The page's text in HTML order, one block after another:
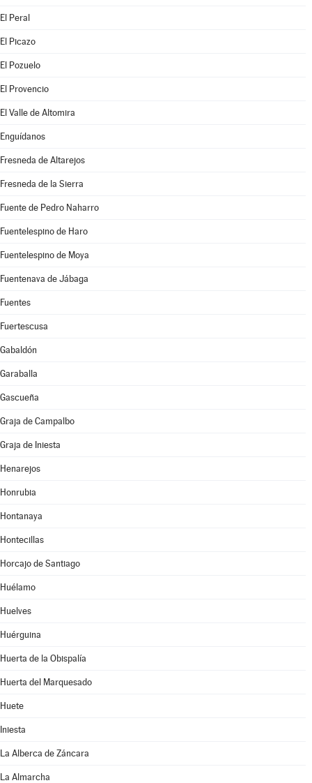
El Peral
El Picazo
El Pozuelo
El Provencio
El Valle de Altomira
Enguídanos
Fresneda de Altarejos
Fresneda de la Sierra
Fuente de Pedro Naharro
Fuentelespino de Haro
Fuentelespino de Moya
Fuentenava de Jábaga
Fuentes
Fuertescusa
Gabaldón
Garaballa
Gascueña
Graja de Campalbo
Graja de Iniesta
Henarejos
Honrubia
Hontanaya
Hontecillas
Horcajo de Santiago
Huélamo
Huelves
Huérguina
Huerta de la Obispalía
Huerta del Marquesado
Huete
Iniesta
La Alberca de Záncara
La Almarcha